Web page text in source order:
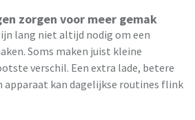
zorgen voor meer gemak
lang niet altijd nodig om een
Soms maken juist kleine
verschil. Een extra lade, betere
kan dagelijkse routines flink